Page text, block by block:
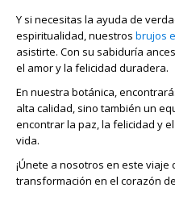
Y si necesitas la ayuda de
espiritualidad, nuestros brujos
asistirte. Con su sabiduría
el amor y la felicidad duradera.
En nuestra botánica,
alta calidad, sino también un
encontrar la paz, la felicidad y
vida.
¡Únete a nosotros en este
transformación en el corazón